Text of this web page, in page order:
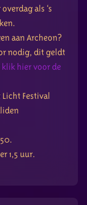
als ‘s
aan Archeon?
nodig, dit geldt
klik hier voor de
Festival
1,5 uur.